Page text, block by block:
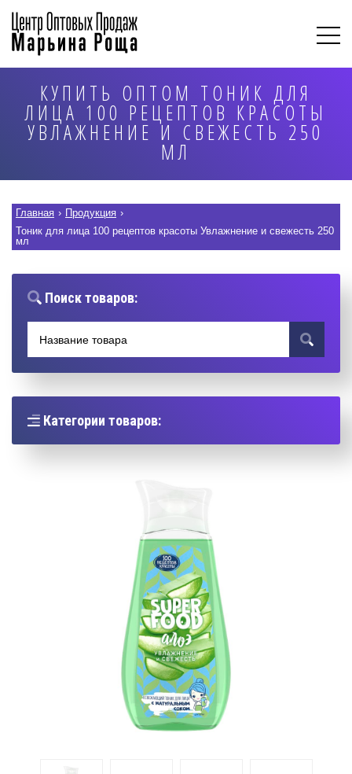
КУПИТЬ ОПТОМ ТОНИК ДЛЯ
ЛИЦА 100 РЕЦЕПТОВ КРАСОТЫ
УВЛАЖНЕНИЕ И СВЕЖЕСТЬ 250
МЛ
Главная › Продукция ›
Тоник для лица 100 рецептов красоты Увлажнение и свежесть 250
мл
Поиск товаров:
Категории товаров: